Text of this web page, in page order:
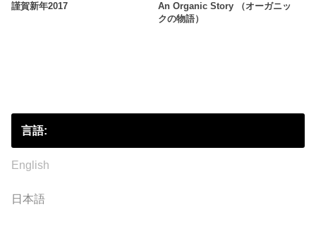
謹賀新年2017
An Organic Story （オーガニッ
クの物語）
言語:
English
日本語